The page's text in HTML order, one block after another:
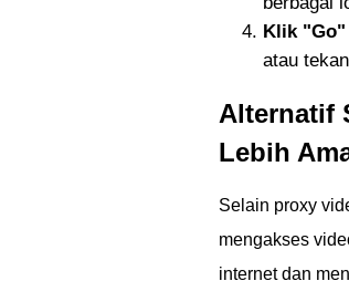
Klik
atau
Alternatif
Lebih
Selain proxy
mengakses
internet dan